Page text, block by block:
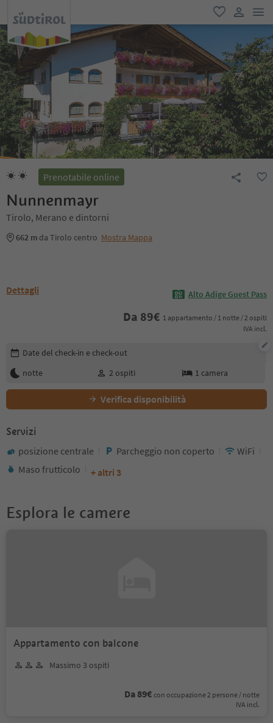
favoriti
user link
Prenotabile online
Nunnenmayr
Tirolo, Merano e dintorni
662 m da Tirolo centro Mostra Mappa
Dettagli Alto Adige Guest Pass
Da 89€ 1 appartamento / 1 notte / 2 ospiti
IVA incl.
Modifica i dettagli della prenotazione
Date del check-in e check-out
notte
2 ospiti 1 camera
Verifica disponibilità
Servizi
posizione centrale Parcheggio non coperto
WiFi
Maso frutticolo
+ altri 3
Esplora le camere
Appartamento con balcone
Massimo 3 ospiti
Da 89€ con occupazione 2 persone / notte
IVA incl.